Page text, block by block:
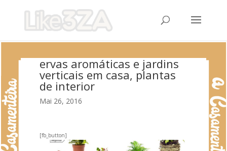
ervas aromáticas e jardins
verticais em casa, plantas
de interior
Mai 26, 2016
[fb_button]